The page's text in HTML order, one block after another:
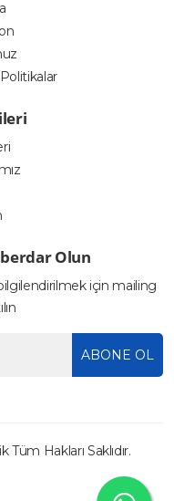
Olun
için mailing
ABONE OL
Tüm Hakları Saklıdır.